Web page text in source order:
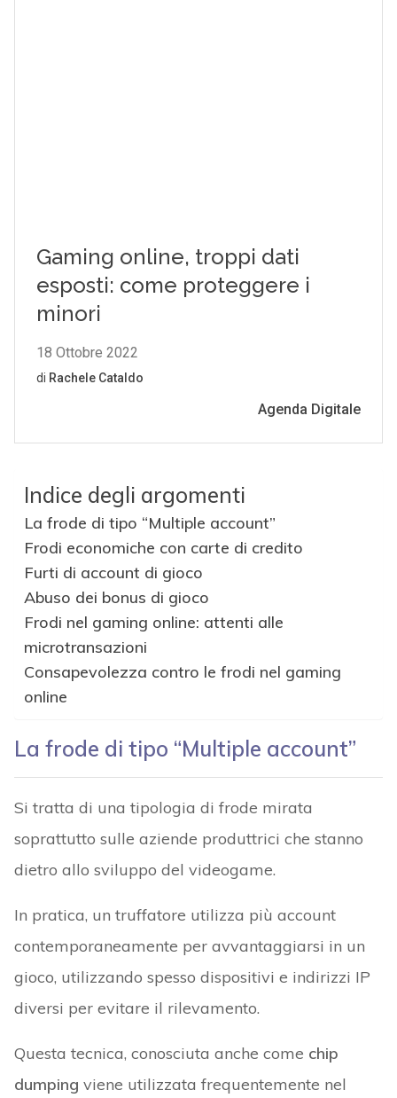
Indice degli argomenti
La frode di tipo “Multiple account”
Frodi economiche con carte di credito
Furti di account di gioco
Abuso dei bonus di gioco
Frodi nel gaming online: attenti alle
microtransazioni
Consapevolezza contro le frodi nel gaming
online
La frode di tipo “Multiple account”
Si tratta di una tipologia di frode mirata
soprattutto sulle aziende produttrici che stanno
dietro allo sviluppo del videogame.
In pratica, un truffatore utilizza più account
contemporaneamente per avvantaggiarsi in un
gioco, utilizzando spesso dispositivi e indirizzi IP
diversi per evitare il rilevamento.
Questa tecnica, conosciuta anche come chip
dumping viene utilizzata frequentemente nel